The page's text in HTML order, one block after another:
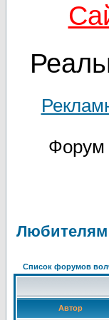
Форум
Любителям
Список форумов
Автор